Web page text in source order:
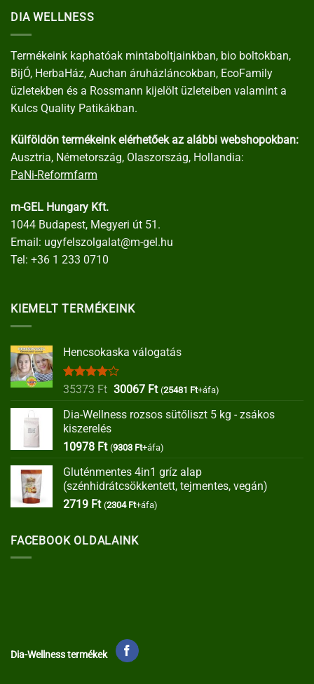
DIA WELLNESS
Termékeink kaphatóak mintaboltjainkban, bio boltokban,
BijÓ, HerbaHáz, Auchan áruházláncokban, EcoFamily
üzletekben és a Rossmann kijelölt üzleteiben valamint a
Kulcs Quality Patikákban.
Külföldön termékeink elérhetőek az alábbi webshopokban:
Ausztria, Németország, Olaszország, Hollandia:
PaNi-Reformfarm
m-GEL Hungary Kft.
1044 Budapest, Megyeri út 51.
Email: ugyfelszolgalat@m-gel.hu
Tel: +36 1 233 0710
KIEMELT TERMÉKEINK
Hencsokaska válogatás
Értékelés:
35373Ft Original
was:
30067 FtCurrent
is:
(25481 Ft+áfa)
Dia-Wellness rozsos sütőliszt 5 kg - zsákos
kiszerelés
10978 Ft (9303 Ft+áfa)
Gluténmentes 4in1 gríz alap
(szénhidrátcsökkentett, tejmentes, vegán)
2719 Ft (2304 Ft+áfa)
FACEBOOK OLDALAINK
Dia-Wellness termékek